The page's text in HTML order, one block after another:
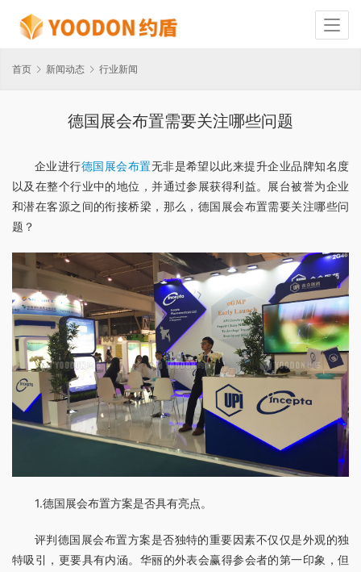
首页 新闻动态 行业新闻
德国展会布置需要关注哪些问题
企业进行德国展会布置无非是希望以此来提升企业品牌知名度
以及在整个行业中的地位，并通过参展获得利益。展台被誉为企业
和潜在客源之间的衔接桥梁，那么，德国展会布置需要关注哪些问
题？
1.德国展会布置方案是否具有亮点。
评判德国展会布置方案是否独特的重要因素不仅仅是外观的独
特吸引，更要具有内涵。华丽的外表会赢得参会者的第一印象，但